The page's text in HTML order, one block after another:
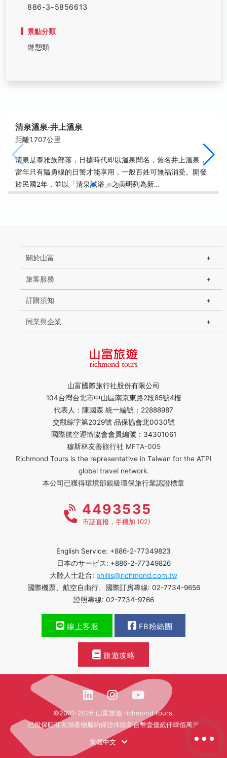
886-3-5856613
景點分類
遊憩類
清泉溫泉‧井上溫泉
距離1.707公里
清泉是泰雅族部落，日據時代即以溫泉聞名，舊名井上溫泉，
當年只有隘勇線的日警才能享用，一般百姓可無福消受。開發
於民國2年，並以「清泉試浴」之美明列為新…
山富國際旅行社股份有限公司
104台灣台北市中山區南京東路2段85號4樓
代表人：陳國森 統一編號：22888987
交觀綜字第2029號 品保協會北0030號
國際航空運輸協會會員編號：34301061
穆斯林友善旅行社 MFTA-005
Richmond Tours is the representative in Taiwan for the ATPI
global travel network.
本公司已獲得環境部銀級環保旅行業認證標章
關於山富
旅客服務
訂購須知
同業與企業
4493535
市話直撥，手機加 (02)
English Service: +886-2-77349823
日本のサービス: +886-2-77349826
大陸人士赴台: phillis@richmond.com.tw
國際機票、航空自由行、國際訂房專線: 02-7734-9656
證照專線: 02-7734-9766
線上客服 FB粉絲團
旅遊攻略
©2001-2026 山富旅遊 richmond tours.
已投保旺旺友聯產物履約保證保險新台幣壹億貳仟肆佰萬元
繁體中文